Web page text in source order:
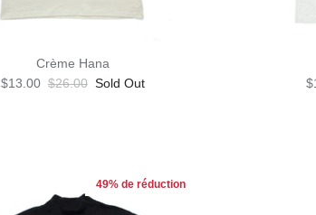
Crème Hana
$13.00 $26.00 Sold Out
49% de réduction